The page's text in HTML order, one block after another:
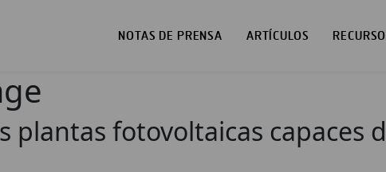
NOTAS DE PRENSA ARTÍCULOS
plantas fotovoltaicas capaces